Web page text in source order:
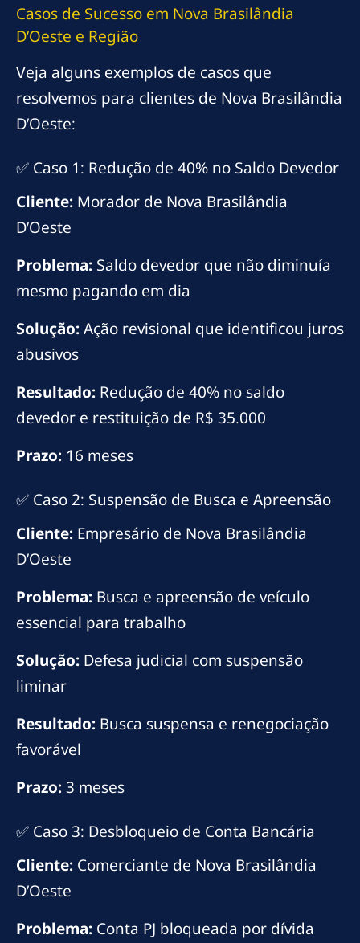
Casos de Sucesso em Nova Brasilândia
D’Oeste e Região
Veja alguns exemplos de casos que
resolvemos para clientes de Nova Brasilândia
D’Oeste:
✅ Caso 1: Redução de 40% no Saldo Devedor
Cliente: Morador de Nova Brasilândia
D’Oeste
Problema: Saldo devedor que não diminuía
mesmo pagando em dia
Solução:Ação revisional que identificou juros
abusivos
Resultado: Redução de 40% no saldo
devedor e restituição de R$ 35.000
Prazo: 16 meses
✅ Caso 2: Suspensão de Busca e Apreensão
Cliente: Empresário de Nova Brasilândia
D’Oeste
Problema: Busca e apreensão de veículo
essencial para trabalho
Solução: Defesa judicial com suspensão
liminar
Resultado: Busca suspensa e renegociação
favorável
Prazo:3 meses
✅ Caso 3: Desbloqueio de Conta Bancária
Cliente: Comerciante de Nova Brasilândia
D’Oeste
Problema: Conta PJ bloqueada por dívida